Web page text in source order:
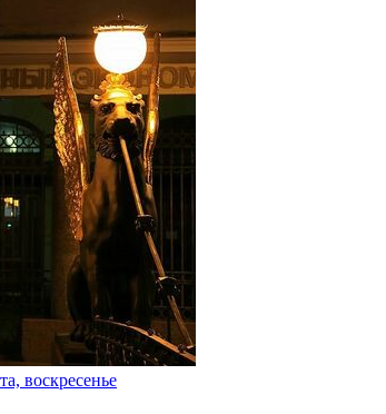
воскресенье